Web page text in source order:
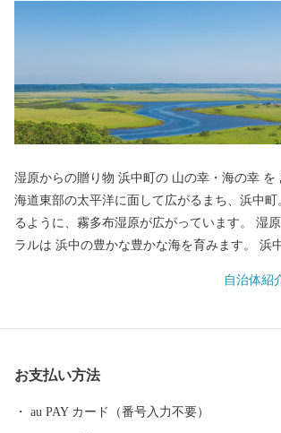
湿原からの贈り物 浜中町の 山の幸・海の幸 を
海道東部の太平洋に面して広がるまち、浜中町。 森と海に囲ま
るように、霧多布湿原が広がっています。 湿
ラルは 浜中の豊かな豊かな海を育みます。 浜
か」の名にふさわしい農村地帯が形成されてい
す。 浜中町の漁業では昆布漁を中心とし、天然
自治体紹
お支払い方法
au PAY カード（番号入力不要）